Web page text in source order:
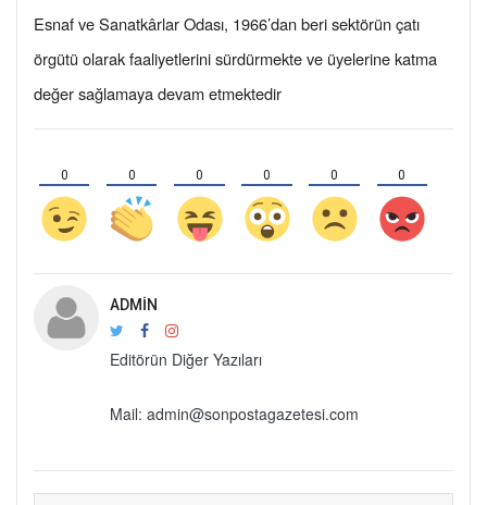
Esnaf ve Sanatkârlar Odası, 1966’dan beri sektörün çatı
örgütü olarak faaliyetlerini sürdürmekte ve üyelerine katma
değer sağlamaya devam etmektedir
0 0 0 0 0 0
ADMIN
Editörün Diğer Yazıları
Mail: admin@sonpostagazetesi.com